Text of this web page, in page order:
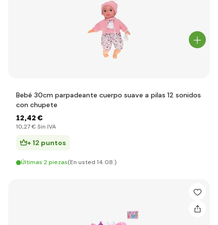
Bebé 30cm parpadeante cuerpo suave a pilas 12 sonidos
con chupete
12,42 €
10,27 € Sin IVA
+ 12 puntos
Últimas 2 piezas(En usted 14.08.)